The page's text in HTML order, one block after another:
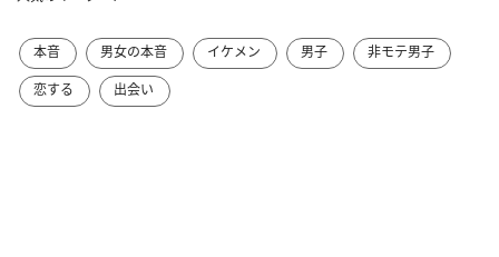
本音 男女の本音 イケメン 男子
非モテ男子
恋する
出会い